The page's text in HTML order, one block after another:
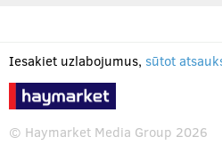
Iesakiet uzlabojumus, sūtot
© Haymarket Media Group 2026